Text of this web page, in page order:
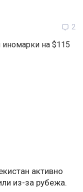
2
активно
из-за рубежа.